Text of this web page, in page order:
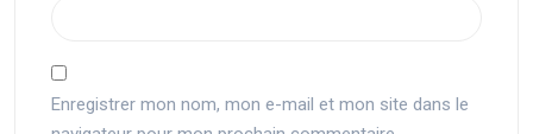
Enregistrer mon nom, mon e-mail et mon site dans le